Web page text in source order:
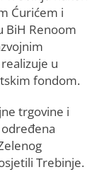
Ćurićem i
BiH Renoom
u
fondom.
trgovine i
Trebinje.